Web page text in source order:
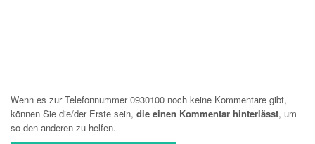
Wenn es zur Telefonnummer 0930100 noch keine Kommentare gibt,
können Sie die/der Erste sein, die einen Kommentar hinterlässt, um
so den anderen zu helfen.